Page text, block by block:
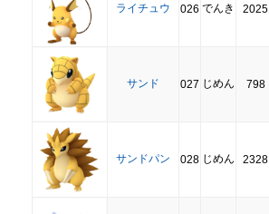
ライチュウ 026 でんき 2025
サンド 027 じめん 798
サンドパン 028 じめん 2328